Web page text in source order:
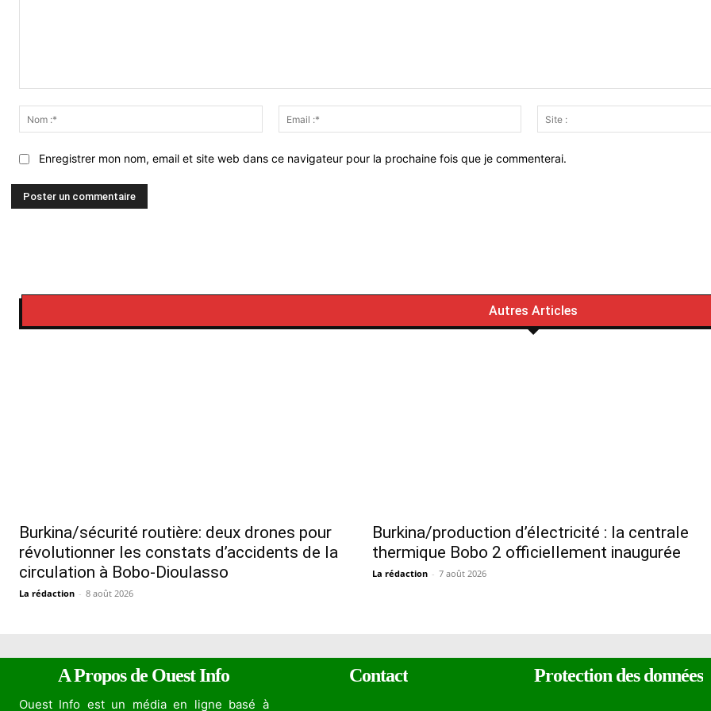
:*
Email
:*
Enregistrer mon nom, email et site web dans ce navigateur pour la prochaine fois que je commenterai.
Autres Articles
Burkina/sécurité routière: deux drones pour
révolutionner les constats d’accidents de la
circulation à Bobo-Dioulasso
La rédaction - 8 août 2026
Burkina/production d’électricité : la centrale
thermique Bobo 2 officiellement inaugurée
La rédaction - 7 août 2026
A Propos de Ouest Info
Ouest Info est un média en ligne basé à
Contact Protection des données